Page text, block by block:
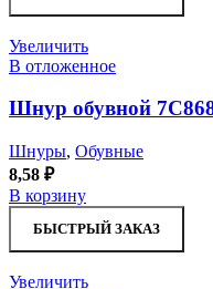
Увеличить
В отложенное
Шнур обувной
Шнуры, Обувные
8,58 ₽
В корзину
БЫСТРЫЙ ЗАКАЗ
Увеличить